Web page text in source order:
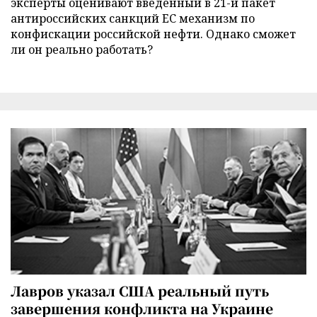
антироссийских санкций ЕС механизм по
конфискации российской нефти. Однако сможет
ли он реально работать?
Лавров указал США реальный путь
завершения конфликта на Украине